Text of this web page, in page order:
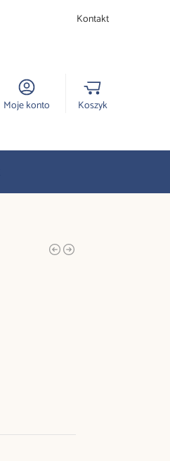
Kontakt
Moje konto Koszyk